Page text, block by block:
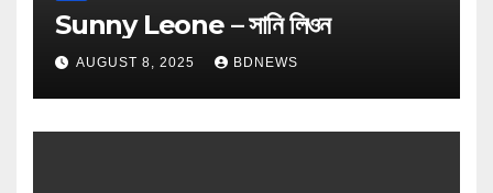
Sunny Leone – সানি লিওন
AUGUST 8, 2025 BDNEWS